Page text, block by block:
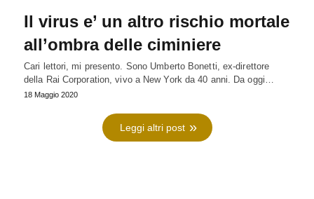
Il virus e’ un altro rischio mortale
all’ombra delle ciminiere
Cari lettori, mi presento. Sono Umberto Bonetti, ex-direttore
della Rai Corporation, vivo a New York da 40 anni. Da oggi…
18 Maggio 2020
Leggi altri post